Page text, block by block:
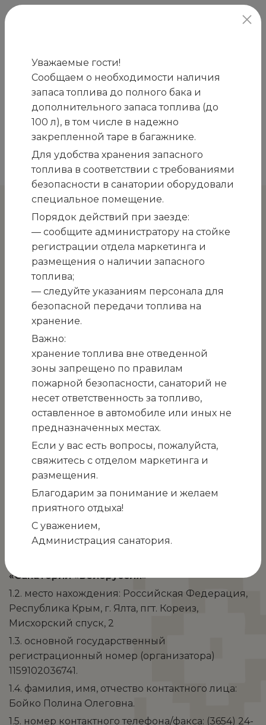
Главная / Закупки /
ПРИГЛАШЕНИЕ к участию
в процедуре запроса ценовых предложений на
закупку гладильного каландра для нужд
прачечной ГМУ «Санаторий «Белоруссия» по
адресу: Республика Крым, г. Ялта, пгт. Кореиз,
Мисхорский спуск, 2»
К остальным закупкам
ПРИГЛАШЕНИЕ к участию
в процедуре запроса
ценовых предложений на
закупку гладильного
каландра для нужд
прачечной ГМУ
«Санаторий «Белоруссия»
по адресу: Республика
Крым, г. Ялта, пгт. Кореиз,
Мисхорский спуск, 2»
г. Ялта, пгт.
08.05.2026г.
Вид процедуры закупки: запрос ценовых
предложений. Состоится в 15.00 ч. 14 мая 2026г.
1. Сведения о заказчике (организаторе):
«Санаторий «Белоруссия»
1.2. место нахождения: Российская Федерация,
Республика Крым, г. Ялта, пгт. Кореиз,
Мисхорский спуск, 2
1.3. основной государственный
регистрационный номер (организатора)
1159102036741.
1.4. фамилия, имя, отчество контактного лица:
Бойко Полина Олеговна.
1.5. номер контактного телефона/факса: (3654) 24-
Уважаемые гости!
Сообщаем о необходимости наличия
запаса топлива до полного бака и
дополнительного запаса топлива (до
100 л), в том числе в надежно
закрепленной таре в багажнике.
Для удобства хранения запасного
топлива в соответствии с требованиями
безопасности в санатории оборудовали
специальное помещение.
Порядок действий при заезде:
— сообщите администратору на стойке
регистрации отдела маркетинга и
размещения о наличии запасного
топлива;
— следуйте указаниям персонала для
безопасной передачи топлива на
хранение.
Важно:
хранение топлива вне отведенной
зоны запрещено по правилам
пожарной безопасности, санаторий не
несет ответственность за топливо,
оставленное в автомобиле или иных не
предназначенных местах.
Если у вас есть вопросы, пожалуйста,
свяжитесь с отделом маркетинга и
размещения.
Благодарим за понимание и желаем
приятного отдыха!
С уважением,
Администрация санатория.